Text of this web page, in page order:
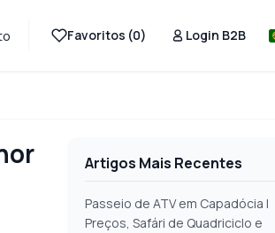
Favoritos (0) Login B2B
Artigos Mais Recentes
Passeio de ATV em Capadócia |
Preços, Safári de Quadriciclo e